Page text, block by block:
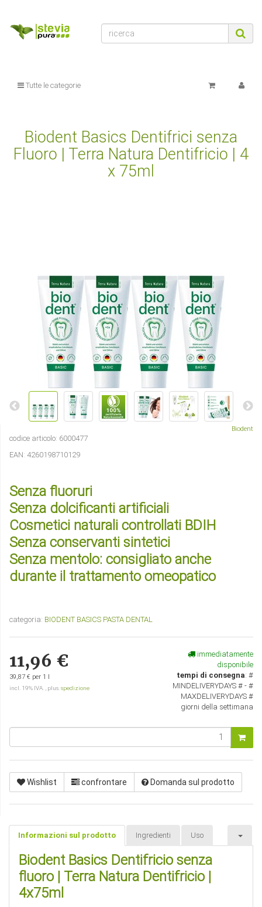
Tutte le categorie
Biodent Basics Dentifrici senza
Fluoro | Terra Natura Dentifricio | 4
x 75ml
Biodent
codice articolo: 6000477
EAN: 4260198710129
Senza fluoruri
Senza dolcificanti artificiali
Cosmetici naturali controllati BDIH
Senza conservanti sintetici
Senza mentolo: consigliato anche
durante il trattamento omeopatico
categoria: BIODENT BASICS PASTA DENTAL
11,96 €
39,87 € per 1 l
incl. 19% IVA. , plus.spedizione
immediatamente
disponibile
tempi di consegna: #
MINDELIVERYDAYS # - #
MAXDELIVERYDAYS #
giorni della settimana
Wishlist confrontare Domanda sul prodotto
Informazioni sul prodotto Ingredienti Uso
Biodent Basics Dentifricio senza
fluoro | Terra Natura Dentifricio |
4x75ml